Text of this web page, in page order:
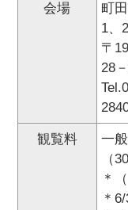
会場
町
1、2
〒
28
観覧料
一
（
＊
＊